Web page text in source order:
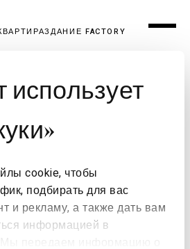
использует
cookie, чтобы
подбирать для вас
и рекламу, а также дать вам
информацией в
ЗДАНИЕ FACTORY